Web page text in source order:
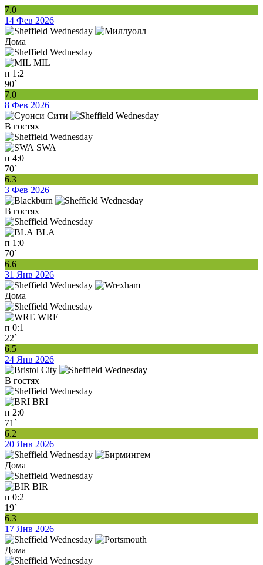
7.0
14 Фев 2026
Дома
MIL
п 1:2
90`
7.0
8 Фев 2026
В гостях
SWA
п 4:0
70`
6.3
3 Фев 2026
В гостях
BLA
п 1:0
70`
6.6
31 Янв 2026
Дома
WRE
п 0:1
22`
6.5
24 Янв 2026
В гостях
BRI
п 2:0
71`
6.2
20 Янв 2026
Дома
BIR
п 0:2
19`
6.3
17 Янв 2026
Дома